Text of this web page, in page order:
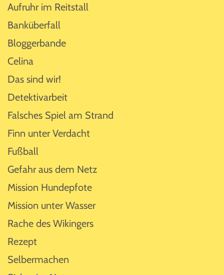
Aufruhr im Reitstall
Banküberfall
Bloggerbande
Celina
Das sind wir!
Detektivarbeit
Falsches Spiel am Strand
Finn unter Verdacht
Fußball
Gefahr aus dem Netz
Mission Hundepfote
Mission unter Wasser
Rache des Wikingers
Rezept
Selbermachen